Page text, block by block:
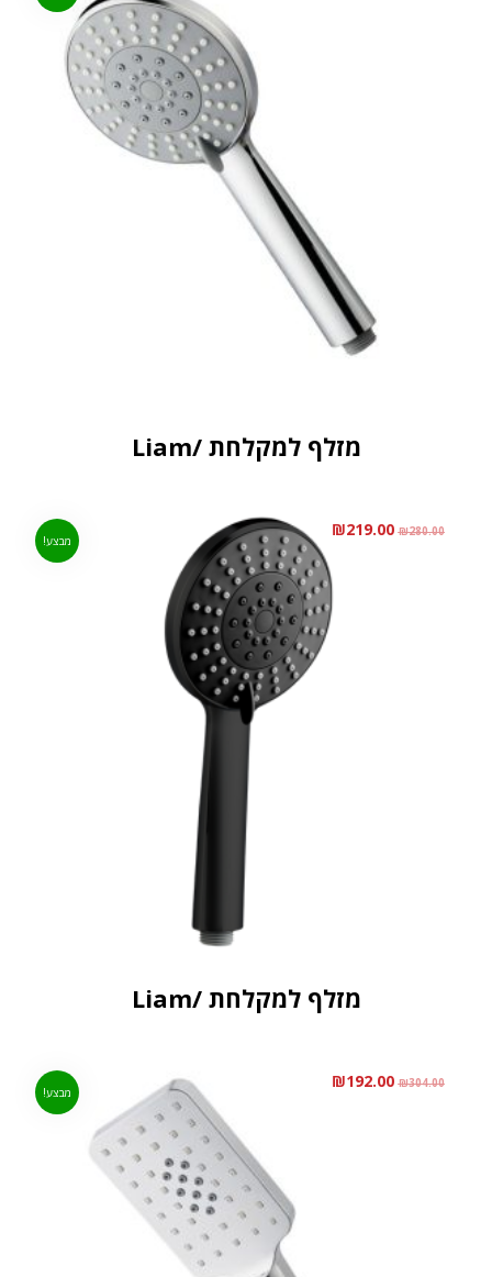
מזלף למקלחת /Liam
מזלף למקלחת /Liam
₪280.00
₪219.00
מבצע!
₪304.00
₪192.00
מבצע!